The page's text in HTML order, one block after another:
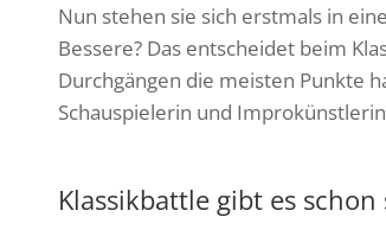
Nun stehen sie sich erstmals in
Bessere? Das entscheidet beim
Durchgängen die meisten Punkte
Schauspielerin und
Klassikbattle gibt es schon